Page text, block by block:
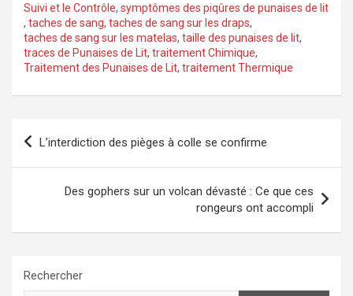
Suivi et le Contrôle, symptômes des piqûres de punaises de lit
, taches de sang, taches de sang sur les draps,
taches de sang sur les matelas, taille des punaises de lit,
traces de Punaises de Lit, traitement Chimique,
Traitement des Punaises de Lit, traitement Thermique
Navigation
L’interdiction des pièges à colle se confirme
Des gophers sur un volcan dévasté : Ce que ces
rongeurs ont accompli
Rechercher